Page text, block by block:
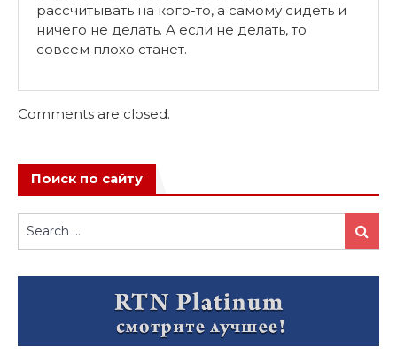
рассчитывать на кого-то, а самому сидеть и
ничего не делать. А если не делать, то
совсем плохо станет.
Comments are closed.
Поиск по сайту
Search
for:
Search